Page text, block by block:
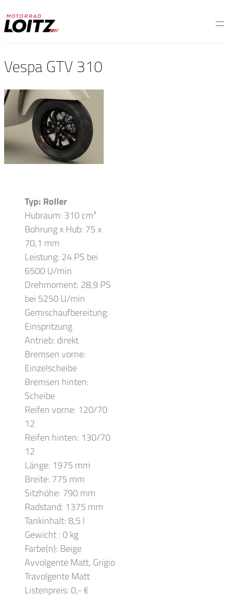
Vespa GTV 310
Typ: Roller
Hubraum: 310 cm³
Bohrung x Hub: 75 x
70,1 mm
Leistung: 24 PS bei
6500 U/min
Drehmoment: 28,9 PS
bei 5250 U/min
Gemischaufbereitung:
Einspritzung
Antrieb: direkt
Bremsen vorne:
Einzelscheibe
Bremsen hinten:
Scheibe
Reifen vorne: 120/70
12
Reifen hinten: 130/70
12
Länge: 1975 mm
Breite: 775 mm
Sitzhöhe: 790 mm
Radstand: 1375 mm
Tankinhalt: 8,5 l
Gewicht : 0 kg
Farbe(n): Beige
Avvolgente Matt, Grigio
Travolgente Matt
Listenpreis: 0,- €